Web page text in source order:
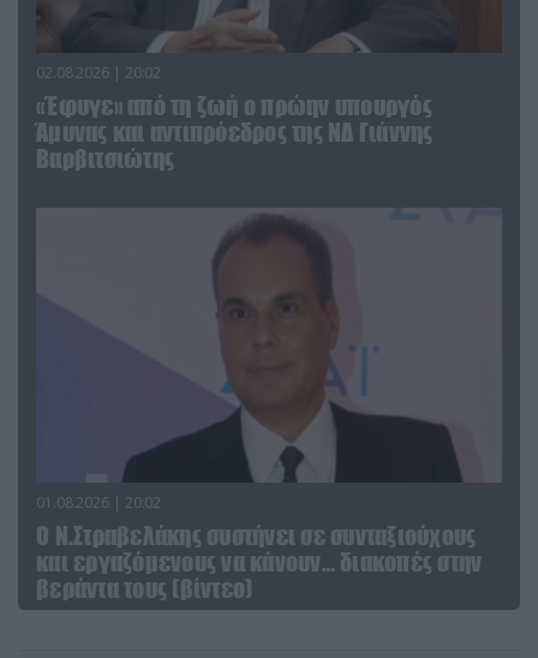
02.08.2026 | 20:02
«Έφυγε» από τη ζωή ο πρώην υπουργός
Άμυνας και αντιπρόεδρος της ΝΔ Γιάννης
Βαρβιτσιώτης
01.08.2026 | 20:02
Ο Ν.Στραβελάκης συστήνει σε συνταξιούχους
και εργαζόμενους να κάνουν… διακοπές στην
βεράντα τους (βίντεο)